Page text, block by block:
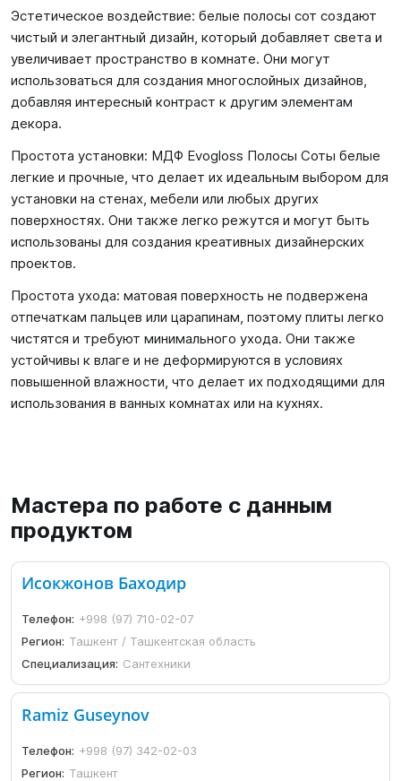
Эстетическое воздействие: белые полосы сот создают
чистый и элегантный дизайн, который добавляет света и
увеличивает пространство в комнате. Они могут
использоваться для создания многослойных дизайнов,
добавляя интересный контраст к другим элементам
декора.
Простота установки: МДФ Evogloss Полосы Соты белые
легкие и прочные, что делает их идеальным выбором для
установки на стенах, мебели или любых других
поверхностях. Они также легко режутся и могут быть
использованы для создания креативных дизайнерских
проектов.
Простота ухода: матовая поверхность не подвержена
отпечаткам пальцев или царапинам, поэтому плиты легко
чистятся и требуют минимального ухода. Они также
устойчивы к влаге и не деформируются в условиях
повышенной влажности, что делает их подходящими для
использования в ванных комнатах или на кухнях.
Мастера по работе с данным
продуктом
Исокжонов Баходир
Телефон: +998 (97) 710-02-07
Регион: Ташкент / Ташкентская область
Специализация: Сантехники
Ramiz Guseynov
Телефон: +998 (97) 342-02-03
Регион: Ташкент